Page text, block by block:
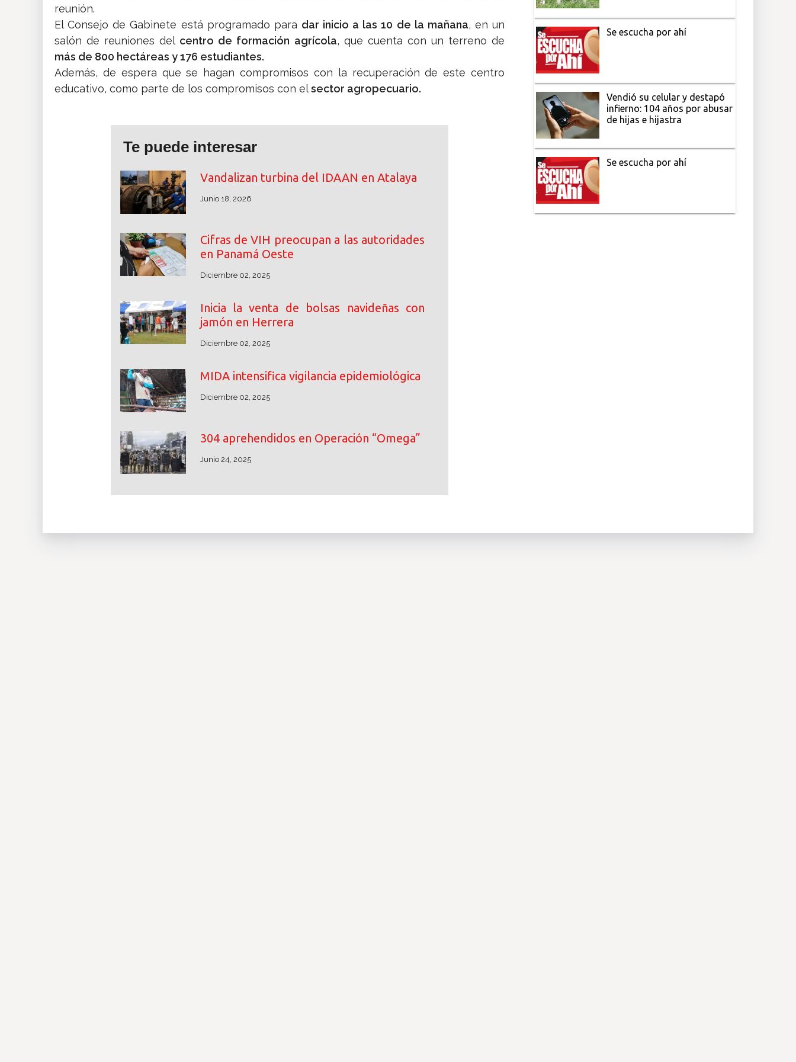
reunión.
El Consejo de Gabinete está programado para dar inicio a las 10 de la mañana, en un
salón de reuniones del centro de formación agrícola, que cuenta con un terreno de
más de 800 hectáreas y 176 estudiantes.
Además, de espera que se hagan compromisos con la recuperación de este centro
educativo, como parte de los compromisos con elsector agropecuario.
Te puede interesar
Vandalizan turbina del IDAAN en Atalaya
Junio 18, 2026
Cifras de VIH preocupan a las autoridades
en Panamá Oeste
Diciembre 02, 2025
Inicia la venta de bolsas navideñas con
jamón en Herrera
Diciembre 02, 2025
MIDA intensifica vigilancia epidemiológica
Diciembre 02, 2025
304 aprehendidos en Operación “Omega”
Junio 24, 2025
Se escucha por ahí
Vendió su celular y destapó
infierno: 104 años por abusar
de hijas e hijastra
Se escucha por ahí